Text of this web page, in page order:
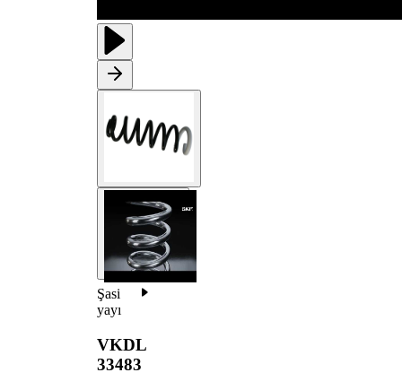
Şasi
yayı
VKDL
33483